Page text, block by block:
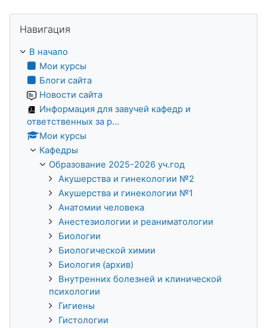
Навигация
В начало
Мои курсы
Блоги сайта
Новости сайта
Информация для завучей кафедр и
ответственных за р...
Мои курсы
Кафедры
Образование 2025-2026 уч.год
Акушерства и гинекологии №2
Акушерства и гинекологии №1
Анатомии человека
Анестезиологии и реаниматологии
Биологии
Биологической химии
Биология (архив)
Внутренних болезней и клинической
психологии
Гигиены
Гистологии